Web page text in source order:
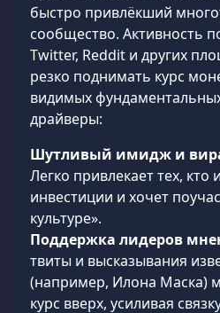
быстро привлёкший
сообщество. Активность
Twitter, Reddit и других
резко поднимать курс
видимых
драйверы:
Шутливый имидж и
Легко привлекает тех, кто
инвестиции и хочет
культуре».
Поддержка лидеров
твиты и высказывания
(например, Илона Маска)
курс вверх, усиливая